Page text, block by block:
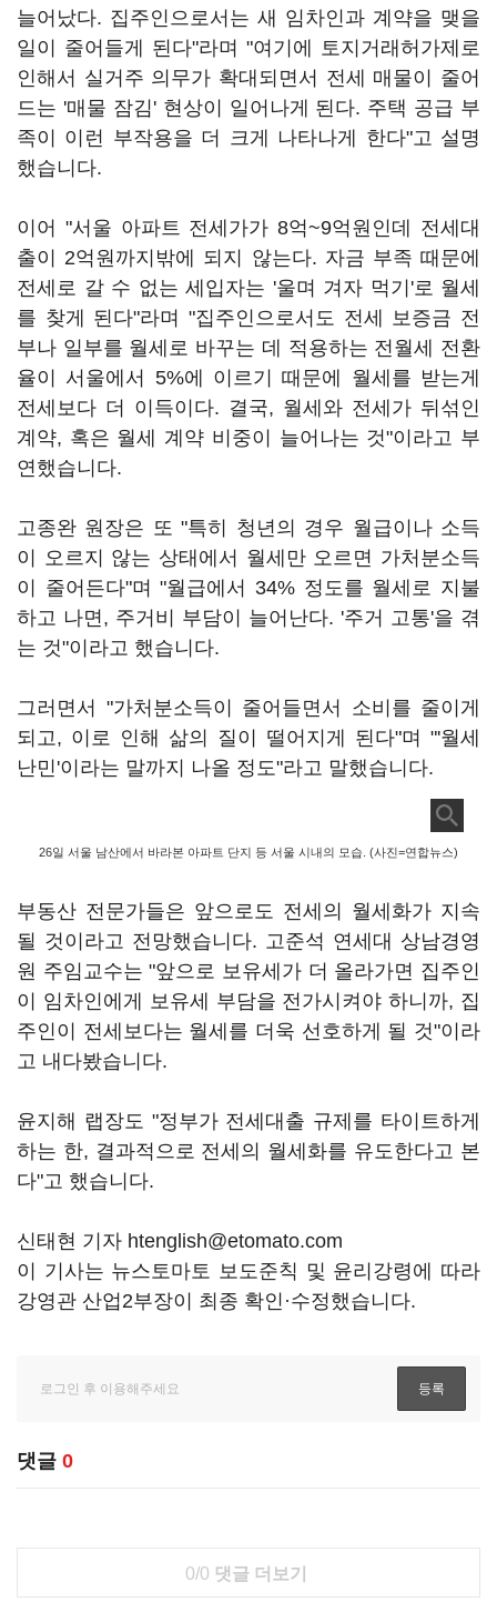
늘어났다. 집주인으로서는 새 임차인과 계약을 맺을
일이 줄어들게 된다"라며 "여기에 토지거래허가제로
인해서 실거주 의무가 확대되면서 전세 매물이 줄어
드는 '매물 잠김' 현상이 일어나게 된다. 주택 공급 부
족이 이런 부작용을 더 크게 나타나게 한다"고 설명
했습니다.
이어 "서울 아파트 전세가가 8억~9억원인데 전세대
출이 2억원까지밖에 되지 않는다. 자금 부족 때문에
전세로 갈 수 없는 세입자는 '울며 겨자 먹기'로 월세
를 찾게 된다"라며 "집주인으로서도 전세 보증금 전
부나 일부를 월세로 바꾸는 데 적용하는 전월세 전환
율이 서울에서 5%에 이르기 때문에 월세를 받는게
전세보다 더 이득이다. 결국, 월세와 전세가 뒤섞인
계약, 혹은 월세 계약 비중이 늘어나는 것"이라고 부
연했습니다.
고종완 원장은 또 "특히 청년의 경우 월급이나 소득
이 오르지 않는 상태에서 월세만 오르면 가처분소득
이 줄어든다"며 "월급에서 34% 정도를 월세로 지불
하고 나면, 주거비 부담이 늘어난다. '주거 고통'을 겪
는 것"이라고 했습니다.
그러면서 "가처분소득이 줄어들면서 소비를 줄이게
되고, 이로 인해 삶의 질이 떨어지게 된다"며 "'월세
난민'이라는 말까지 나올 정도"라고 말했습니다.
26일 서울 남산에서 바라본 아파트 단지 등 서울 시내의 모습. (사진=연합뉴스)
부동산 전문가들은 앞으로도 전세의 월세화가 지속
될 것이라고 전망했습니다. 고준석 연세대 상남경영
원 주임교수는 "앞으로 보유세가 더 올라가면 집주인
이 임차인에게 보유세 부담을 전가시켜야 하니까, 집
주인이 전세보다는 월세를 더욱 선호하게 될 것"이라
고 내다봤습니다.
윤지해 랩장도 "정부가 전세대출 규제를 타이트하게
하는 한, 결과적으로 전세의 월세화를 유도한다고 본
다"고 했습니다.
신태현 기자 htenglish@etomato.com
이 기사는 뉴스토마토 보도준칙 및 윤리강령에 따라
강영관 산업2부장이 최종 확인·수정했습니다.
댓글 0
0/0 댓글 더보기